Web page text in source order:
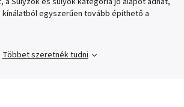
egyszerűen tovább építhető a
Többet szeretnék tudni